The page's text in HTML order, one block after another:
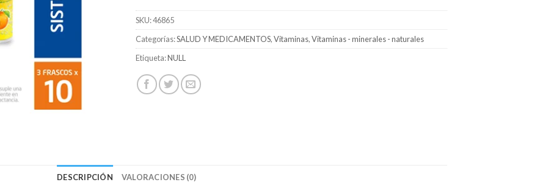
SKU:46865
Categorías:SALUD Y MEDICAMENTOS,Vitaminas,Vitaminas - minerales - naturales
Etiqueta:NULL
DESCRIPCIÓN VALORACIONES (0)